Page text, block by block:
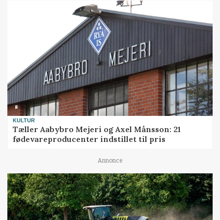
KULTUR
Tæller Aabybro Mejeri og Axel Månsson: 21
fødevareproducenter indstillet til pris
Annonce